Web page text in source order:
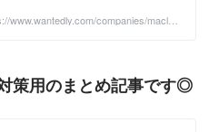
業務内容や働く姿をリアルに紹介
www.wantedly.com/companies/maclog
策用のまとめ記事です◎